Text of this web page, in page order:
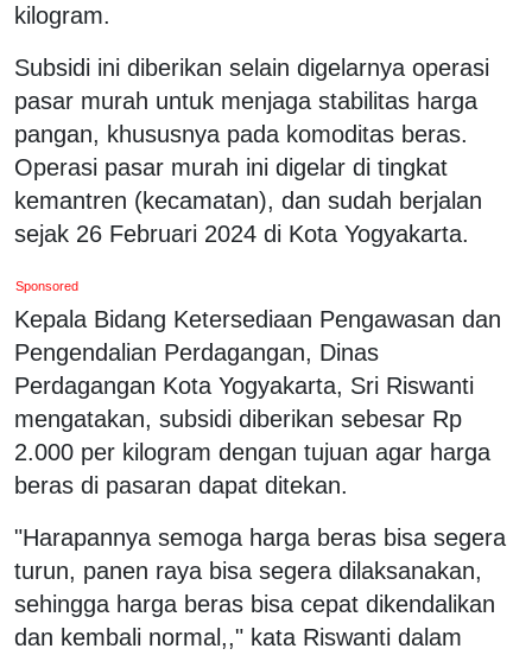
kilogram.
Subsidi ini diberikan selain digelarnya operasi
pasar murah untuk menjaga stabilitas harga
pangan, khususnya pada komoditas beras.
Operasi pasar murah ini digelar di tingkat
kemantren (kecamatan), dan sudah berjalan
sejak 26 Februari 2024 di Kota Yogyakarta.
Sponsored
Kepala Bidang Ketersediaan Pengawasan dan
Pengendalian Perdagangan, Dinas
Perdagangan Kota Yogyakarta, Sri Riswanti
mengatakan, subsidi diberikan sebesar Rp
2.000 per kilogram dengan tujuan agar harga
beras di pasaran dapat ditekan.
"Harapannya semoga harga beras bisa segera
turun, panen raya bisa segera dilaksanakan,
sehingga harga beras bisa cepat dikendalikan
dan kembali normal,," kata Riswanti dalam